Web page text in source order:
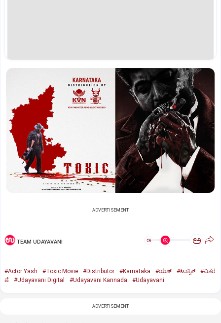
ADVERTISEMENT
TEAM UDAYAVANI ಅ ಅ
#Actor Yash #Toxic Movie #Distributor #Karnataka #ಯಶ್‌ #ಟಾಕ್ಸಿಕ್‌
#ವಿತರ
ಣೆ
#Udayavani Digital #Udayavani Kannada #Udayavani
ADVERTISEMENT